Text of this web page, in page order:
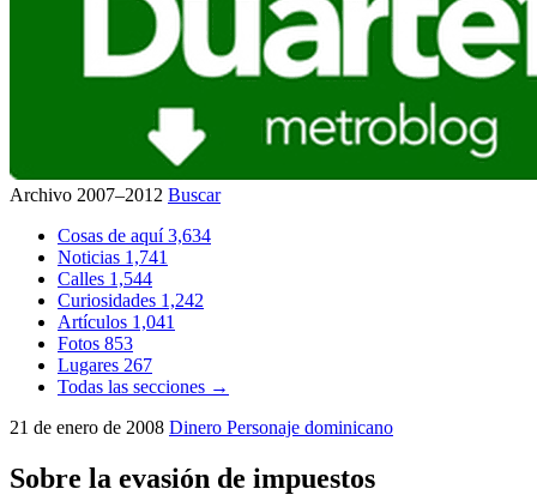
Archivo 2007–2012 Buscar
Cosas de aquí3,634
Noticias 1,741
Calles 1,544
Curiosidades 1,242
Artículos 1,041
Fotos 853
Lugares 267
Todas las secciones →
21 de enero de 2008 Dinero Personaje dominicano
Sobre la evasión de impuestos